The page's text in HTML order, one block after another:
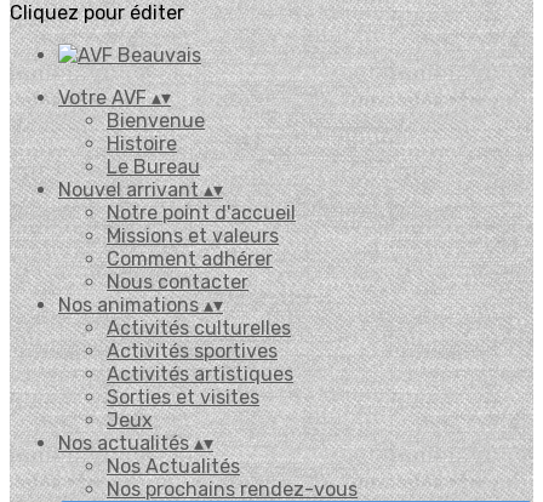
Cliquez pour éditer
Votre AVF▴▾
Bienvenue
Histoire
Le Bureau
Nouvel arrivant▴▾
Notre point d'accueil
Missions et valeurs
Comment adhérer
Nous contacter
Nos animations▴▾
Activités culturelles
Activités sportives
Activités artistiques
Sorties et visites
Jeux
Nos actualités▴▾
Nos Actualités
Nos prochains rendez-vous